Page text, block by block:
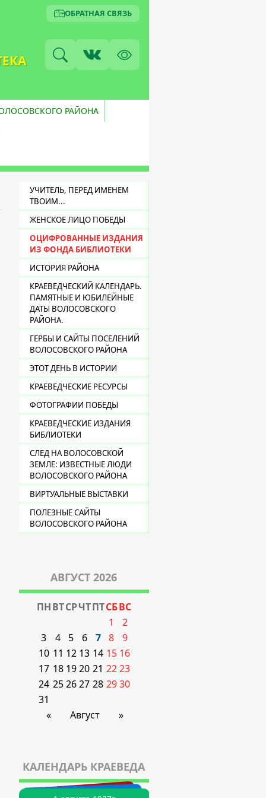
ОБРАТНАЯ СВЯЗЬ
РАЙОНА
УЧИТЕЛЬ, ПЕРЕД ИМЕНЕМ
ТВОИМ...
ЖЕНСКОЕ ЛИЦО ПОБЕДЫ
ОЦИФРОВАННЫЕ ИЗДАНИЯ
ИЗ ФОНДА БИБЛИОТЕКИ
ИСТОРИЯ РАЙОНА
КРАЕВЕДЧЕСКИЙ КАЛЕНДАРЬ.
ПАМЯТНЫЕ И ЮБИЛЕЙНЫЕ
ДАТЫ ВОЛОСОВСКОГО
РАЙОНА.
ГЕРБЫ И САЙТЫ ПОСЕЛЕНИЙ
ВОЛОСОВСКОГО РАЙОНА
ЭТОТ ДЕНЬ В ИСТОРИИ
КРАЕВЕДЧЕСКИЕ РЕСУРСЫ
ФОТОГРАФИИ ПОБЕДЫ
КРАЕВЕДЧЕСКИЕ ИЗДАНИЯ
БИБЛИОТЕКИ
СЛЕД НА ВОЛОСОВСКОЙ
ЗЕМЛЕ: ИЗВЕСТНЫЕ ЛЮДИ
ВОЛОСОВСКОГО РАЙОНА
ВИРТУАЛЬНЫЕ ВЫСТАВКИ
ПОЛЕЗНЫЕ САЙТЫ
ВОЛОСОВСКОГО РАЙОНА
АВГУСТ 2026
ПНВТСРЧТПТСБВС
1
2
3
4 5 6 7 8
9
10 11 12 13 14 15 16
17 18 19 20 21 22 23
24 2526 27 28 29 30
31
«
Август »
КАЛЕНДАРЬ КРАЕВЕДА
21 августа 1935г
22 августа 1921г